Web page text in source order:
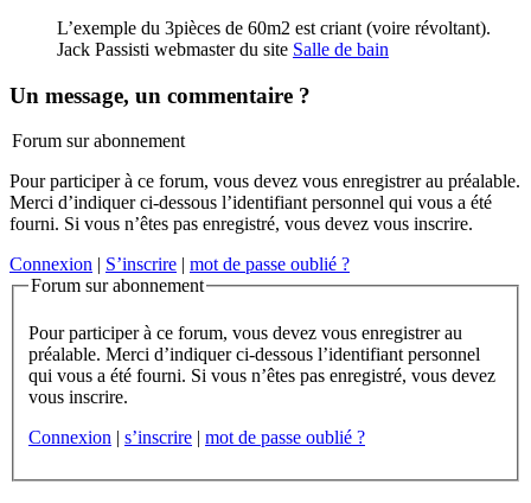
L’exemple du 3pièces de 60m2 est criant (voire révoltant).
Jack Passisti webmaster du site Salle de bain
Un message, un commentaire ?
Forum sur abonnement
Pour participer à ce forum, vous devez vous enregistrer au préalable.
Merci d’indiquer ci-dessous l’identifiant personnel qui vous a été
fourni. Si vous n’êtes pas enregistré, vous devez vous inscrire.
Connexion | S’inscrire | mot de passe oublié ?
Forum sur abonnement
Pour participer à ce forum, vous devez vous enregistrer au
préalable. Merci d’indiquer ci-dessous l’identifiant personnel
qui vous a été fourni. Si vous n’êtes pas enregistré, vous devez
vous inscrire.
Connexion | s’inscrire | mot de passe oublié ?